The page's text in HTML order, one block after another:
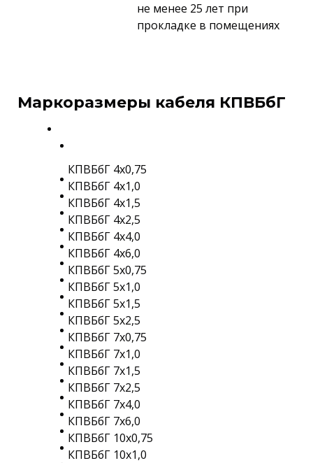
не менее 25 лет при
прокладке в помещениях
Маркоразмеры кабеля КПВБбГ
КПВБбГ 4х0,75
КПВБбГ 4х1,0
КПВБбГ 4х1,5
КПВБбГ 4х2,5
КПВБбГ 4х4,0
КПВБбГ 4х6,0
КПВБбГ 5х0,75
КПВБбГ 5х1,0
КПВБбГ 5х1,5
КПВБбГ 5х2,5
КПВБбГ 7х0,75
КПВБбГ 7х1,0
КПВБбГ 7х1,5
КПВБбГ 7х2,5
КПВБбГ 7х4,0
КПВБбГ 7х6,0
КПВБбГ 10х0,75
КПВБбГ 10х1,0